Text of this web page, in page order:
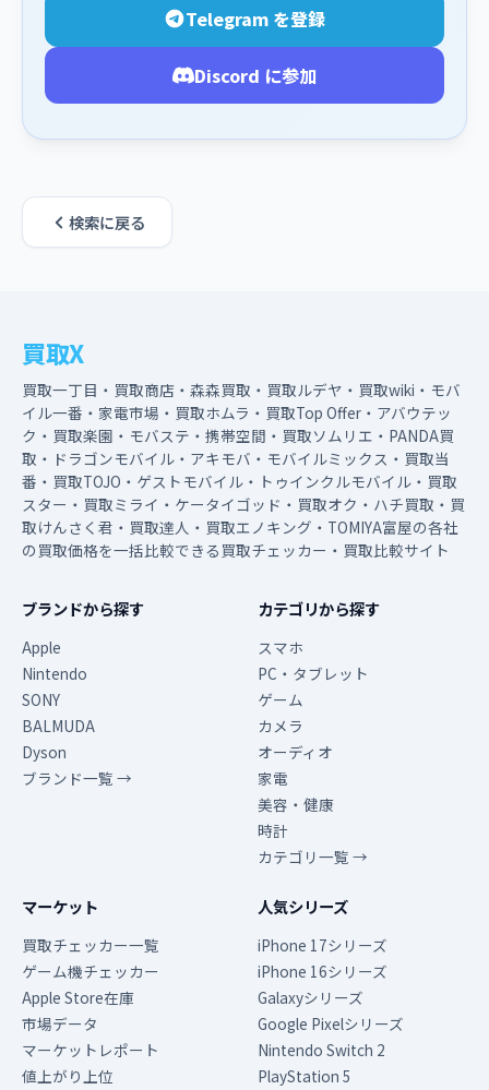
Telegram を登録
Discord に参加
検索に戻る
買取X
買取一丁目・買取商店・森森買取・買取ルデヤ・買取wiki・モバ
イル一番・家電市場・買取ホムラ・買取Top Offer・アバウテッ
ク・買取楽園・モバステ・携帯空間・買取ソムリエ・PANDA買
取・ドラゴンモバイル・アキモバ・モバイルミックス・買取当
番・買取TOJO・ゲストモバイル・トゥインクルモバイル・買取
スター・買取ミライ・ケータイゴッド・買取オク・ハチ買取・買
取けんさく君・買取達人・買取エノキング・TOMIYA富屋の各社
の買取価格を一括比較できる買取チェッカー・買取比較サイト
ブランドから探す
Apple
Nintendo
SONY
BALMUDA
Dyson
ブランド一覧 →
カテゴリから探す
スマホ
PC・タブレット
ゲーム
カメラ
オーディオ
家電
美容・健康
時計
カテゴリ一覧 →
マーケット
買取チェッカー一覧
ゲーム機チェッカー
Apple Store在庫
市場データ
マーケットレポート
値上がり上位
人気シリーズ
iPhone 17シリーズ
iPhone 16シリーズ
Galaxyシリーズ
Google Pixelシリーズ
Nintendo Switch 2
PlayStation 5